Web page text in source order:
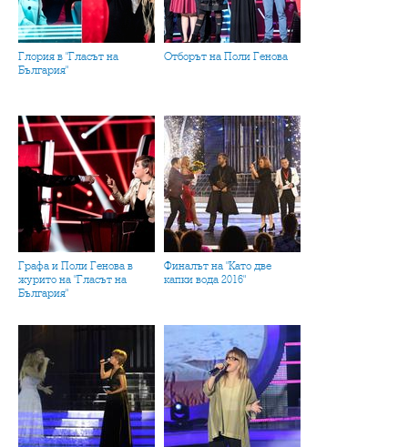
Глория в "Гласът на
България"
Отборът на Поли Генова
Графа и Поли Генова в
журито на "Гласът на
България"
Финалът на "Като две
капки вода 2016"